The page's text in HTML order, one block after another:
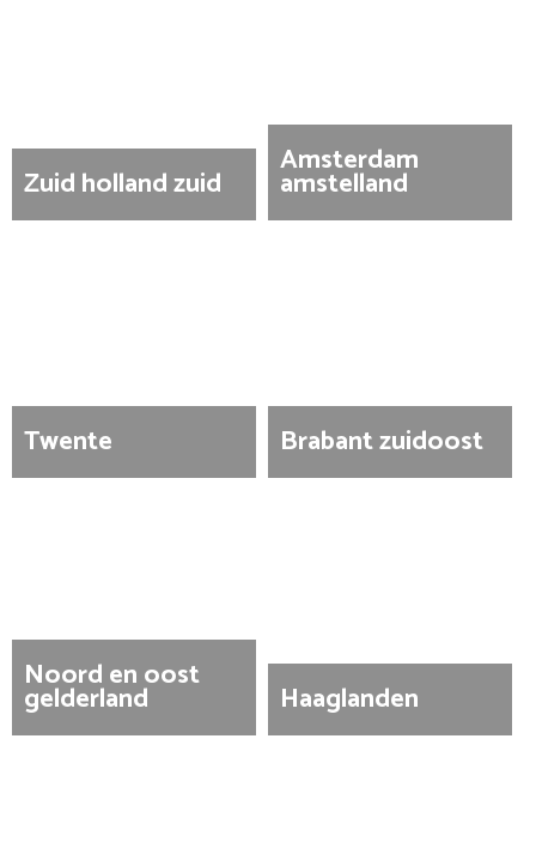
Zuid holland zuid
Amsterdam
amstelland
Twente Brabant zuidoost
Noord en oost
gelderland Haaglanden